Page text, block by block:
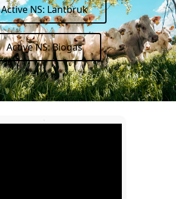
Active NS: Lantbruk
Active NS: Biogas